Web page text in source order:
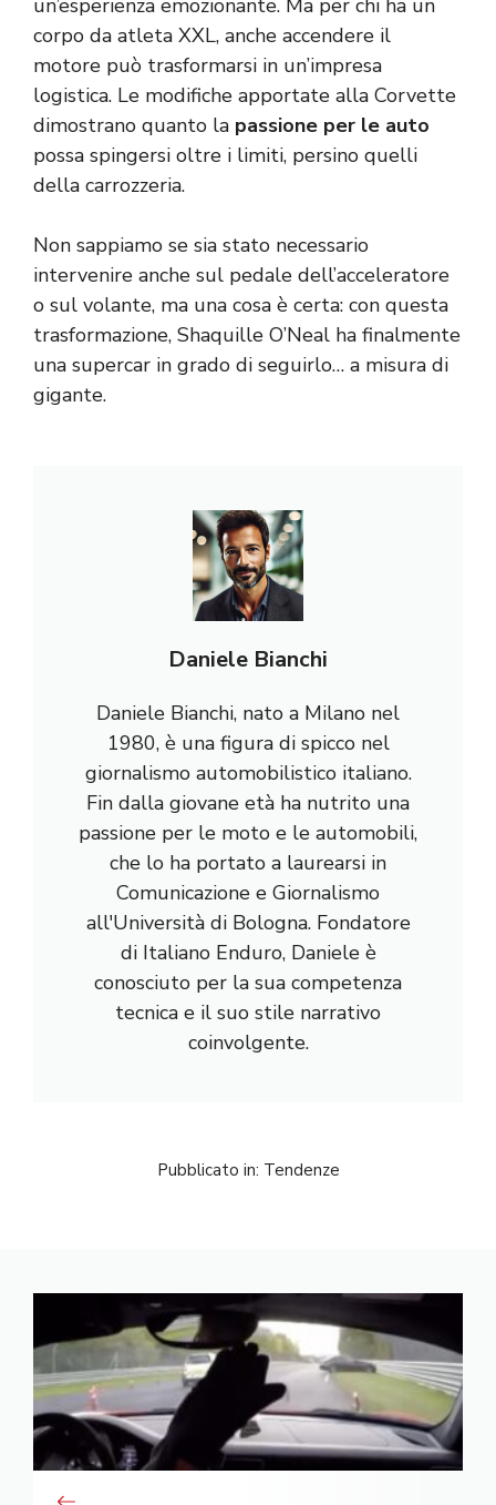
un’esperienza emozionante. Ma per chi ha un
corpo da atleta XXL, anche accendere il
motore può trasformarsi in un’impresa
logistica. Le modifiche apportate alla Corvette
dimostrano quanto la passione per le auto
possa spingersi oltre i limiti, persino quelli
della carrozzeria.
Non sappiamo se sia stato necessario
intervenire anche sul pedale dell’acceleratore
o sul volante, ma una cosa è certa: con questa
trasformazione, Shaquille O’Neal ha finalmente
una supercar in grado di seguirlo… a misura di
gigante.
Daniele Bianchi
Daniele Bianchi, nato a Milano nel
1980, è una figura di spicco nel
giornalismo automobilistico italiano.
Fin dalla giovane età ha nutrito una
passione per le moto e le automobili,
che lo ha portato a laurearsi in
Comunicazione e Giornalismo
all'Università di Bologna. Fondatore
di Italiano Enduro, Daniele è
conosciuto per la sua competenza
tecnica e il suo stile narrativo
coinvolgente.
Pubblicato in: Tendenze